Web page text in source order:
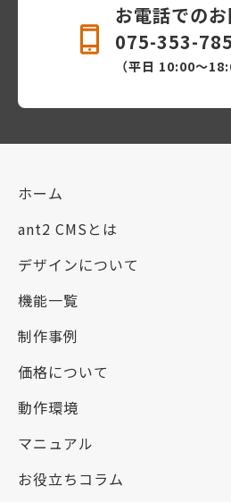
お電話での
075-353-
（平日 10:00〜
ホーム
ant2 CMSとは
デザインについて
機能一覧
制作事例
価格について
動作環境
マニュアル
お役立ちコラム